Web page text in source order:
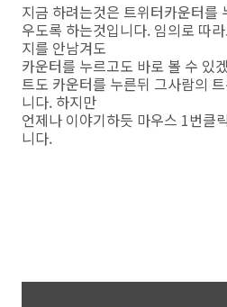
지금 하려는것은 트위터카운터를
우도록 하는것입니다. 임의로 따
지를 안남겨도
카운터를 누르고도 바로 볼 수 있
트도 카운터를 누른뒤 그사람의
니다. 하지만
언제나 이야기하듯 마우스 1번클
니다.